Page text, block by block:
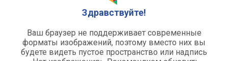
Здравствуйте!
Ваш браузер не поддерживает современные
форматы изображений, поэтому вместо них вы
будете видеть пустое пространство или надпись
Сканер планшетный Canon